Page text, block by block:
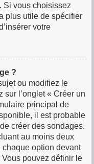
Si vous choisissez
plus utile de spécifier
votre
?
ou modifiez le
sur l’onglet « Créer un
principal de
il est probable
créer des sondages.
au moins deux
option devant
pouvez définir le